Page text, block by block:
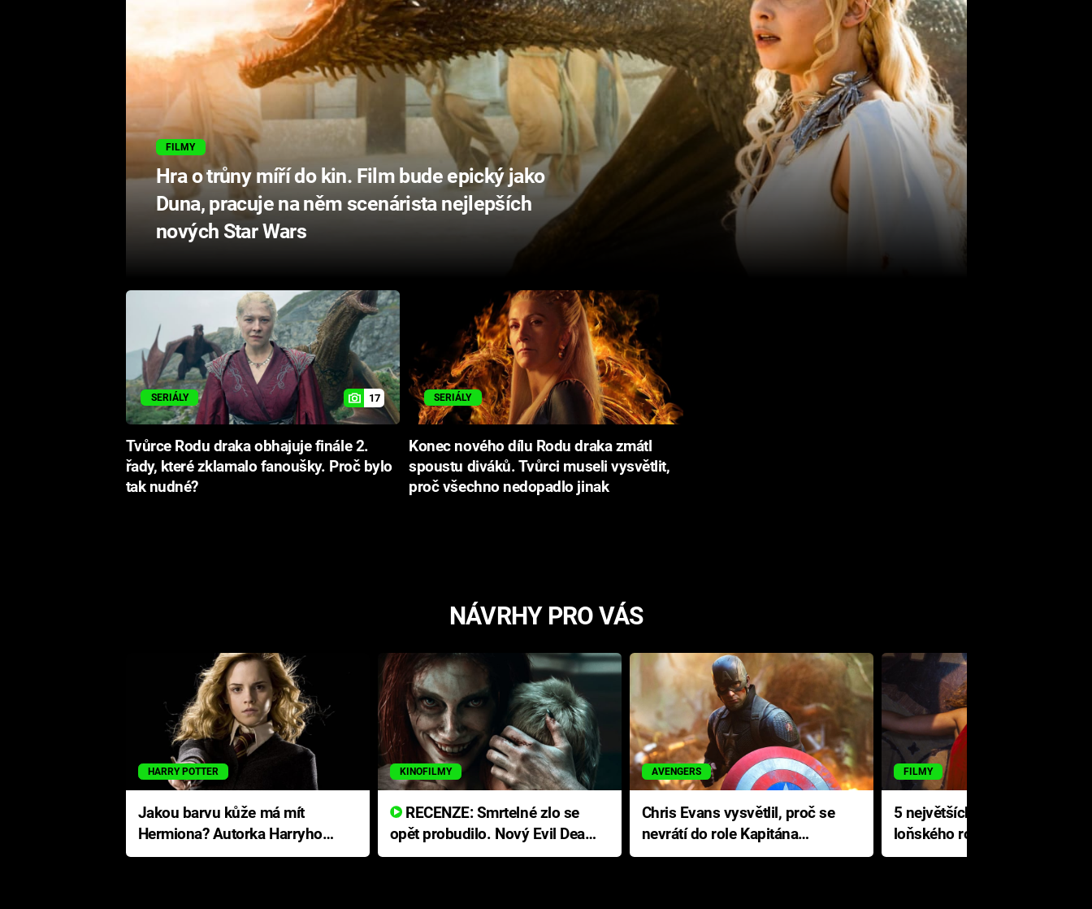
FILMY
Hra o trůny míří do kin. Film bude epický jako
Duna, pracuje na něm scenárista nejlepších
nových Star Wars
SERIÁLY 17
Tvůrce Rodu draka obhajuje finále 2.
řady, které zklamalo fanoušky. Proč bylo
tak nudné?
SERIÁLY
Konec nového dílu Rodu draka zmátl
spoustu diváků. Tvůrci museli vysvětlit,
proč všechno nedopadlo jinak
NÁVRHY PRO VÁS
HARRY POTTER
Jakou barvu kůže má mít
Hermiona? Autorka Harryho
Pottera přišla s ráznou
KINOFILMY
RECENZE: Smrtelné zlo se
opět probudilo. Nový Evil Dead
přichází s neodolatelnou
AVENGERS
Chris Evans vysvětlil, proč se
nevrátí do role Kapitána
Ameriky
FILMY
5 největších propadáků
loňského roku: Disney na
jediné katastrofě prodělal 200